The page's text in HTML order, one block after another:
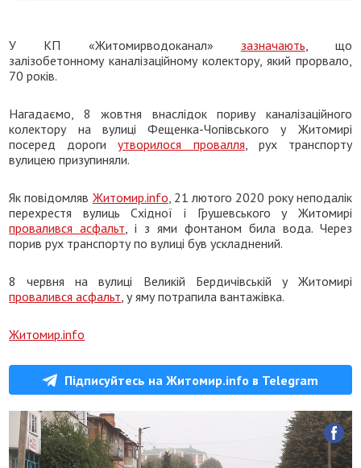
У КП «Житомирводоканал» зазначають, що
залізобетонному каналізаційному колектору, який прорвало,
70 років.
Нагадаємо, 8 жовтня внаслідок пориву каналізаційного
колектору на вулиці Фещенка-Чопівського у Житомирі
посеред дорогиутворилося провалля, рух транспорту
вулицею призупиняли.
Як повідомляв Житомир.info, 21 лютого 2020 року неподалік
перехрестя вулиць Східної і Грушевського у Житомирі
провалився асфальт, і з ями фонтаном била вода. Через
порив рух транспорту по вулиці був ускладнений.
8 червня на вулиці Великій Бердичівській у Житомирі
провалився асфальт, у яму потрапила вантажівка.
Житомир.info
Підписуйтесь на Житомир.info в Telegram